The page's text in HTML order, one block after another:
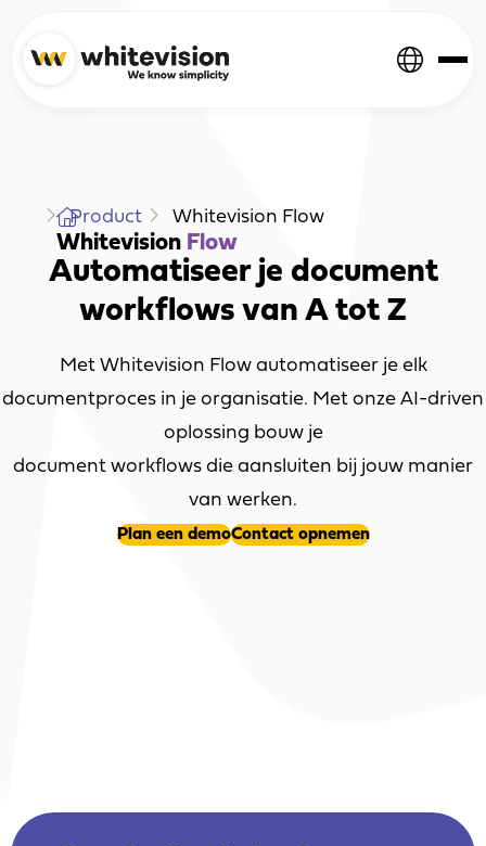
Home Product Whitevision Flow
Whitevision Flow
Automatiseer je document
workflows van A tot Z
Met Whitevision Flow automatiseer je elk
documentproces in je organisatie. Met onze AI-driven
oplossing bouw je
document workflows die aansluiten bij jouw manier
van werken.
Plan een demoContact opnemen